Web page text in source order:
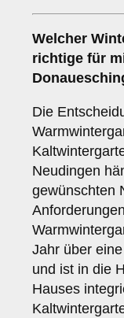
Welcher
richtige für
Die
Neudingen
gewünschten
Jahr über
und ist in die
Hauses